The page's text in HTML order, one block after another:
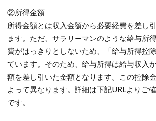
②所得金額
所得金額とは収入金額から必要経費を差し
ます。ただ、サラリーマンのような給与所
費がはっきりとしないため、「給与所得控
ています。そのため、給与所得は給与収入
額を差し引いた金額となります。この控除
よって異なります。詳細は下記URLよりご
です。